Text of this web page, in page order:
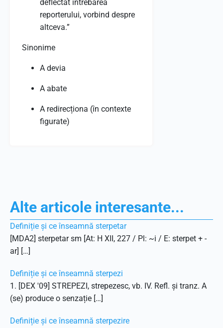
deflectat întrebarea
reporterului, vorbind despre
altceva.”
Sinonime
A devia
A abate
A redirecționa (în contexte
figurate)
Alte articole interesante...
Definiție și ce înseamnă sterpetar
[MDA2] sterpetar sm [At: H XII, 227 / Pl: ~i / E: sterpet + -
ar] […]
Definiție și ce înseamnă sterpezi
1. [DEX '09] STREPEZI, strepezesc, vb. IV. Refl. și tranz. A
(se) produce o senzație […]
Definiție și ce înseamnă sterpezire